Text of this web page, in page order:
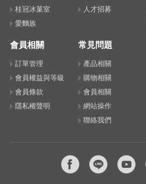
桂冠冰菓室
愛麵族
人才招募
會員相關
訂單管理
會員權益與等級
會員條款
隱私權聲明
常見問題
產品相關
購物相關
會員相關
網站操作
聯絡我們